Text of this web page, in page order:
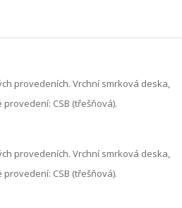
provedeních. Vrchní smrková deska,
CSB (třešňová).
provedeních. Vrchní smrková deska,
CSB (třešňová).